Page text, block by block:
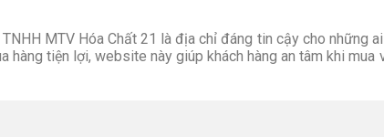
MTV Hóa Chất 21 là địa chỉ đáng tin cậy cho những
tiện lợi, website này giúp khách hàng an tâm khi